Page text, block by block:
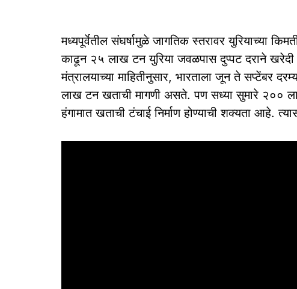
मध्यपूर्वेतील संघर्षामुळे जागतिक स्तरावर युरियाच्या
काढून २५ लाख टन युरिया जवळपास दुप्पट दराने
मंत्रालयाच्या माहितीनुसार, भारताला जून ते सप्टेंबर
लाख टन खताची मागणी असते. पण सध्या सुमारे २००
हंगामात खताची टंचाई निर्माण होण्याची शक्यता आहे.